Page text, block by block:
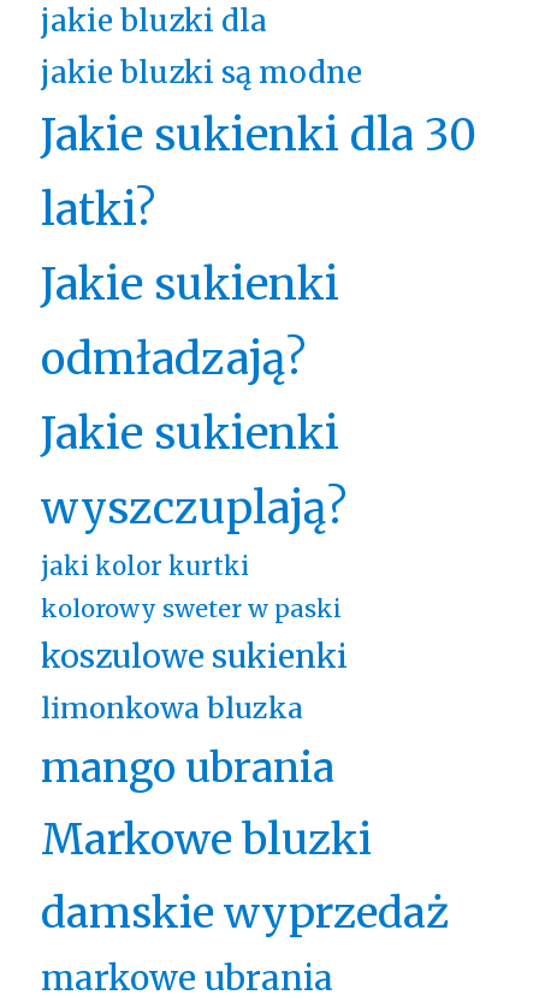
jakie bluzki dla
jakie bluzki są modne
Jakie sukienki dla 30
latki?
Jakie sukienki
odmładzają?
Jakie sukienki
wyszczuplają?
jaki kolor kurtki
kolorowy sweter w paski
koszulowe sukienki
limonkowa bluzka
mango ubrania
Markowe bluzki
damskie wyprzedaż
markowe ubrania